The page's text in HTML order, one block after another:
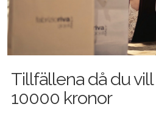
Tillfällena då du
10000 kronor